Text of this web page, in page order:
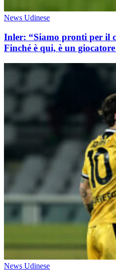
News Udinese
Inler: “Siamo pronti per il
Finché è qui, è un giocatore
News Udinese